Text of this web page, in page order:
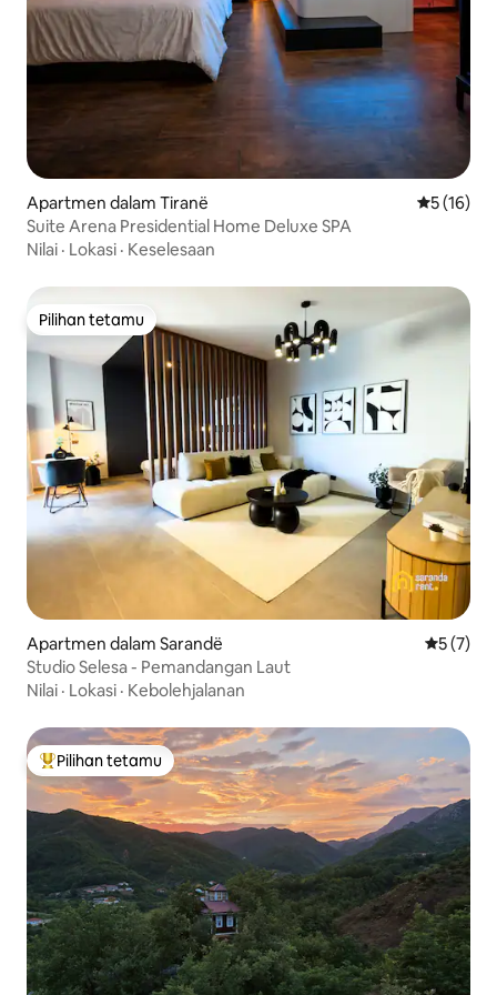
Apartmen dalam Tiranë
5 (16)
Suite Arena Presidential Home Deluxe SPA
Nilai · Lokasi · Keselesaan
Pilihan tetamu
Pilihan tetamu
Apartmen dalam Sarandë
5 (7)
Studio Selesa - Pemandangan Laut
Nilai · Lokasi · Kebolehjalanan
Pilihan utama tetamu
Pilihan tetamu